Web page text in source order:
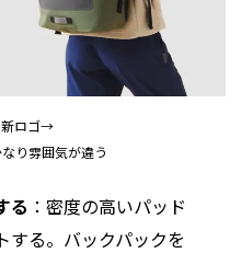
ロゴ→
り雰囲気が違う
る ：密度の高いパッド
する。バックパックを